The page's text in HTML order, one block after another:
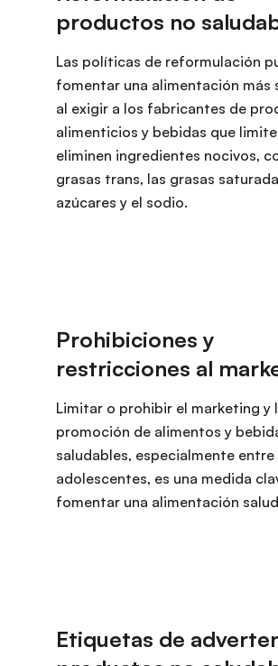
Las políticas de reformulación
fomentar una alimentación más
al exigir a los fabricantes de
alimenticios y bebidas que
eliminen ingredientes nocivos,
grasas trans, las grasas
azúcares y el sodio.
Limitar o prohibir el marketing y
promoción de alimentos y
saludables, especialmente entre
adolescentes, es una medida
fomentar una alimentación